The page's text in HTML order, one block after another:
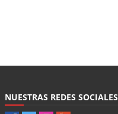
NUESTRAS REDES SOCIALES